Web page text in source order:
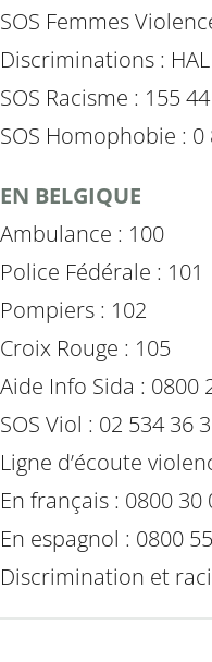
SOS Femmes
Discriminations :
SOS Racisme : 155
SOS Homophobie : 0
EN BELGIQUE
Ambulance : 100
Police Fédérale : 101
Pompiers : 102
Croix Rouge : 105
Aide Info Sida : 0800
SOS Viol : 02 534 36
Ligne d’écoute
En français : 0800 30
En espagnol : 0800
Discrimination et